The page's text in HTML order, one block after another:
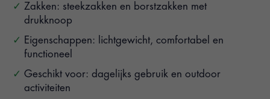
Zakken: steekzakken en borstzakken met
drukknoop
Eigenschappen: lichtgewicht, comfortabel en
functioneel
Geschikt voor: dagelijks gebruik en outdoor
activiteiten